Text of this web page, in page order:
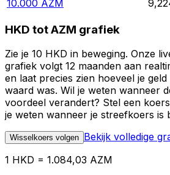
10.000 AZM
HKD tot AZM grafiek
Zie je 10 HKD in beweging. Onze
grafiek volgt 12 maanden aan
en laat precies zien hoeveel je
waard was. Wil je weten wanneer
voordeel verandert? Stel een
je weten wanneer je streefkoers is
Wisselkoers volgen Bekijk volledige
1 HKD = 1.084,03 AZM